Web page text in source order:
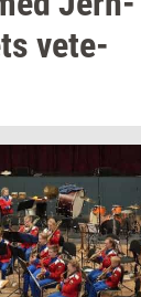
ve­te­